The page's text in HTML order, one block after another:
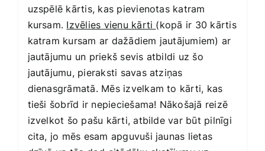
uzspēlē kārtis, kas pievienotas katram
kursam. Izvēlies vienu kārti (kopā ir 30 kārtis
katram kursam ar dažādiem jautājumiem) ar
jautājumu un priekš sevis atbildi uz šo
jautājumu, pieraksti savas atziņas
dienasgrāmatā. Mēs izvelkam to kārti, kas
tieši šobrīd ir nepieciešama! Nākošajā reizē
izvelkot šo pašu kārti, atbilde var būt pilnīgi
cita, jo mēs esam apguvuši jaunas lietas